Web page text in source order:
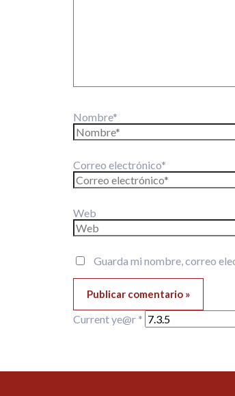
Nombre*
Correo electrónico*
Web
Guarda mi nombre, correo
Current ye@r *